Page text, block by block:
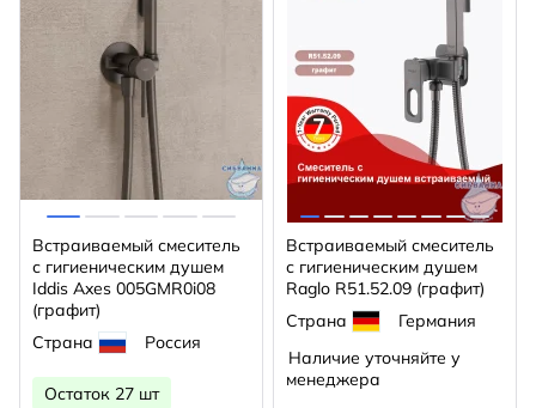
Встраиваемый смеситель
с гигиеническим душем
Iddis Axes 005GMR0i08
(графит)
Страна
Россия
Остаток 27 шт
Встраиваемый смеситель
с гигиеническим душем
Raglo R51.52.09 (графит)
Страна
Германия
Наличие уточняйте у
менеджера